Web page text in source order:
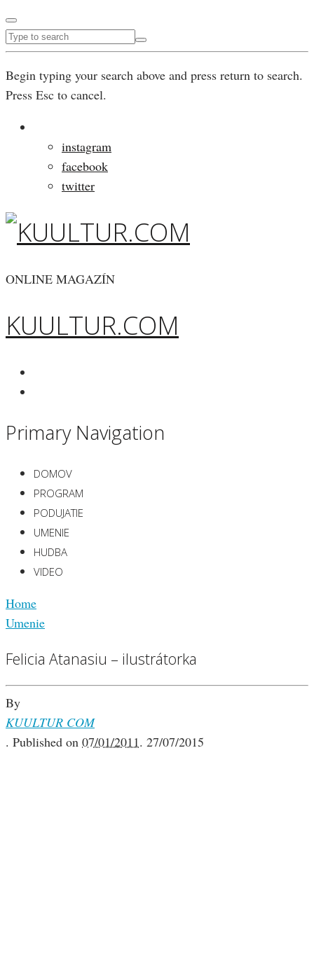
Begin typing your search above and press return to search.
Press Esc to cancel.
instagram
facebook
twitter
ONLINE MAGAZÍN
KUULTUR.COM
Primary Navigation
DOMOV
PROGRAM
PODUJATIE
UMENIE
HUDBA
VIDEO
Home
Umenie
Felicia Atanasiu – ilustrátorka
By
KUULTUR COM
. Published on 07/01/2011. 27/07/2015